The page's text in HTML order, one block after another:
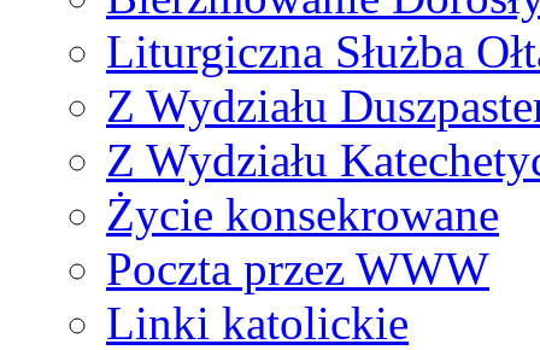
Liturgiczna Służba
Z Wydziału
Z Wydziału
Życie konsekrowane
Poczta przez WWW
Linki katolickie